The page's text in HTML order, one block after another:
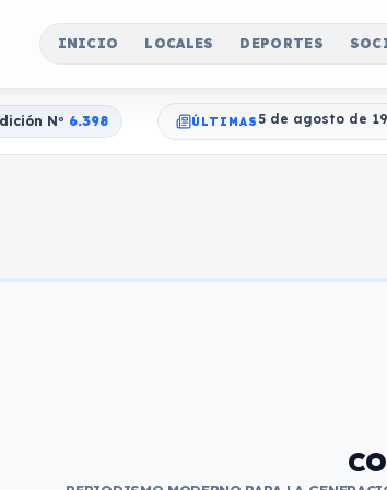
INICIO LOCALES DEPORTES
No 6.398 ÚLTIMAS 5 de agosto de